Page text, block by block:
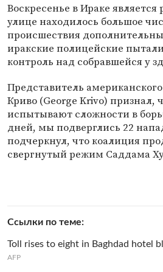
Воскресенье в Ираке
улице находилось большое
происшествия
иракские полицейские
контроль над собравшейся у
Представитель
Криво (George Krivo)
испытывают сложности в
дней, мы подверглись 22
подчеркнул, что коалиция
свергнутый режим Саддама
Ссылки по теме
Toll rises to eight in Baghdad hotel
AFP